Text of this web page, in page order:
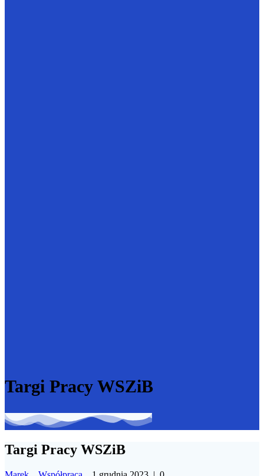
Targi Pracy WSZiB
Targi Pracy WSZiB